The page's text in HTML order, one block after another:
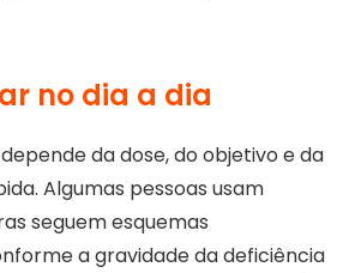
no dia a dia
da dose, do objetivo e da
Algumas pessoas usam
seguem esquemas
a gravidade da deficiência